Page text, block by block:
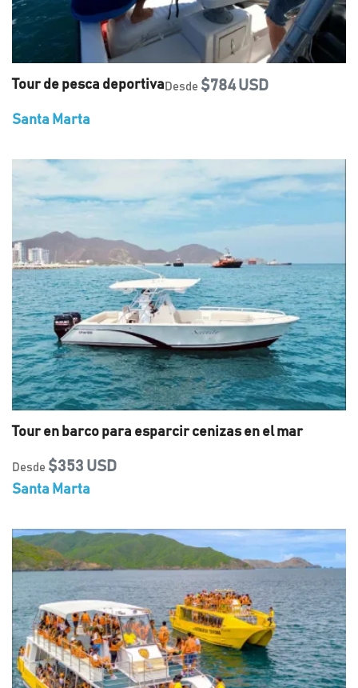
Tour de pesca deportiva Desde $784 USD
Santa Marta
Tour en barco para esparcir cenizas en el mar
Desde $353 USD
Santa Marta